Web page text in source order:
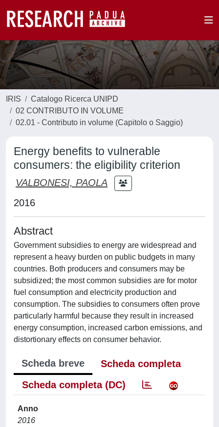
IRIS
Catalogo Ricerca UNIPD
02 CONTRIBUTO IN VOLUME
02.01 - Contributo in volume (Capitolo o Saggio)
Energy benefits to vulnerable
consumers: the eligibility criterion
VALBONESI, PAOLA
2016
Abstract
Government subsidies to energy are widespread and
represent a heavy burden on public budgets in many
countries. Both producers and consumers may be
subsidized; the most common subsidies are for motor
fuel consumption and electricity production and
consumption. The subsidies to consumers often prove
particularly harmful because they result in increased
energy consumption, increased carbon emissions, and
distortionary effects on consumer behavior.
Scheda breve
Scheda completa
Scheda completa (DC)
Anno
2016